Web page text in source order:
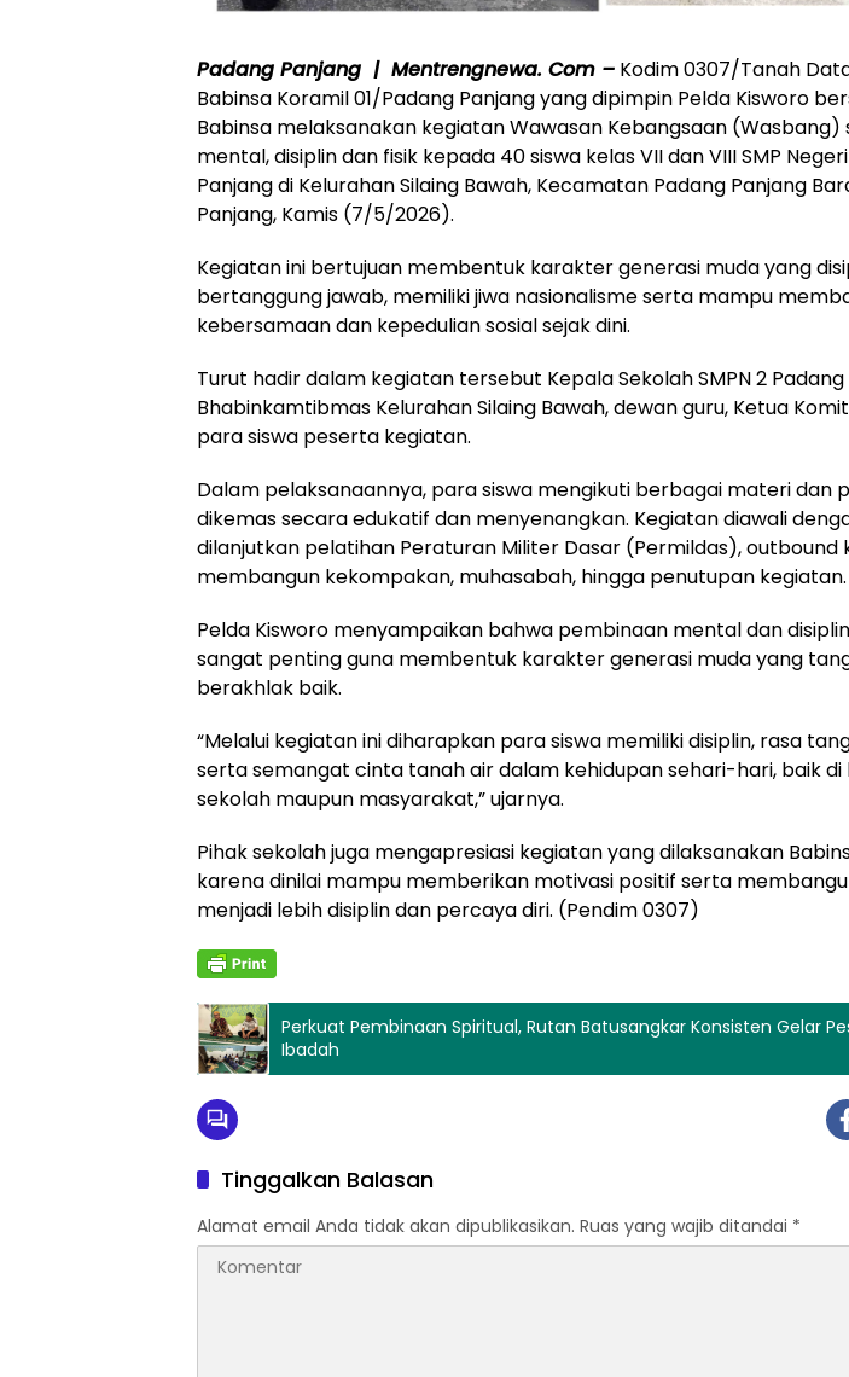
Padang Panjang | Mentrengnewa. Com – Kodim 0307/Tanah
Babinsa Koramil 01/Padang Panjang yang dipimpin Pelda Kisworo
Babinsa melaksanakan kegiatan Wawasan Kebangsaan
mental, disiplin dan fisik kepada 40 siswa kelas VII dan VIII SMP
Panjang di Kelurahan Silaing Bawah, Kecamatan Padang Panjang
Panjang, Kamis (7/5/2026).
Kegiatan ini bertujuan membentuk karakter generasi muda yang
bertanggung jawab, memiliki jiwa nasionalisme serta mampu
kebersamaan dan kepedulian sosial sejak dini.
Turut hadir dalam kegiatan tersebut Kepala Sekolah SMPN 2 Padang
Bhabinkamtibmas Kelurahan Silaing Bawah, dewan guru, Ketua
para siswa peserta kegiatan.
Dalam pelaksanaannya, para siswa mengikuti berbagai materi dan
dikemas secara edukatif dan menyenangkan. Kegiatan diawali
dilanjutkan pelatihan Peraturan Militer Dasar (Permildas), outbound
membangun kekompakan, muhasabah, hingga penutupan kegiatan.
Pelda Kisworo menyampaikan bahwa pembinaan mental dan
sangat penting guna membentuk karakter generasi muda yang
berakhlak baik.
“Melalui kegiatan ini diharapkan para siswa memiliki disiplin, rasa
serta semangat cinta tanah air dalam kehidupan sehari-hari, baik di
sekolah maupun masyarakat,” ujarnya.
Pihak sekolah juga mengapresiasi kegiatan yang dilaksanakan
karena dinilai mampu memberikan motivasi positif serta
menjadi lebih disiplin dan percaya diri. (Pendim 0307)
Perkuat Pembinaan Spiritual, Rutan Batusangkar Konsisten Gelar
Ibadah
Tinggalkan Balasan
Alamat email Anda tidak akan dipublikasikan. Ruas yang wajib ditandai *